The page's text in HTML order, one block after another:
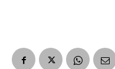
Número de teléfono